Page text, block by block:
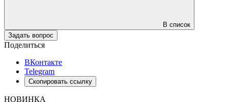
В список
Задать вопрос
Поделиться
ВКонтакте
Telegram
Скопировать ссылку
НОВИНКА